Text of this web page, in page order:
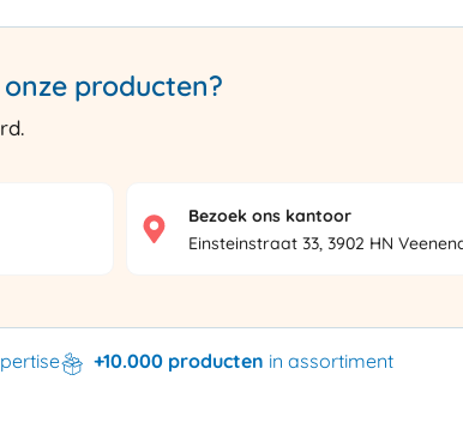
producten?
Bezoek ons kantoor
Einsteinstraat 33, 3902 HN
+10.000 producten in assortiment